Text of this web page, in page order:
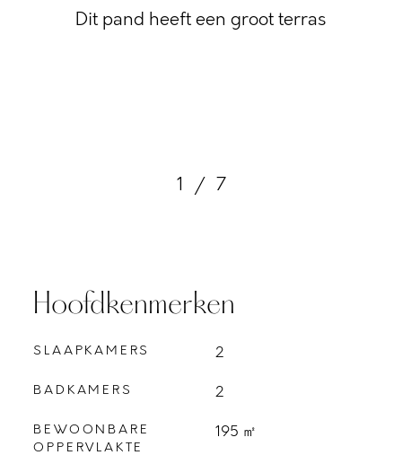
Dit pand heeft een groot terras
1 / 7
Hoofdkenmerken
SLAAPKAMERS 2
BADKAMERS 2
BEWOONBARE
OPPERVLAKTE
195 ㎡